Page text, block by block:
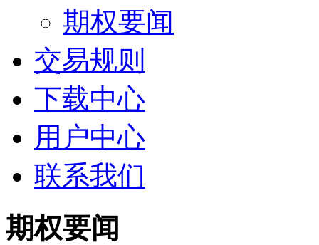
期权要闻
交易规则
下载中心
用户中心
联系我们
期权要闻